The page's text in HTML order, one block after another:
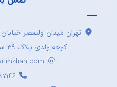
تهران میدان ولیعصر
کوچه ولدی پلاک ۳۹ ساختمان کریم خان